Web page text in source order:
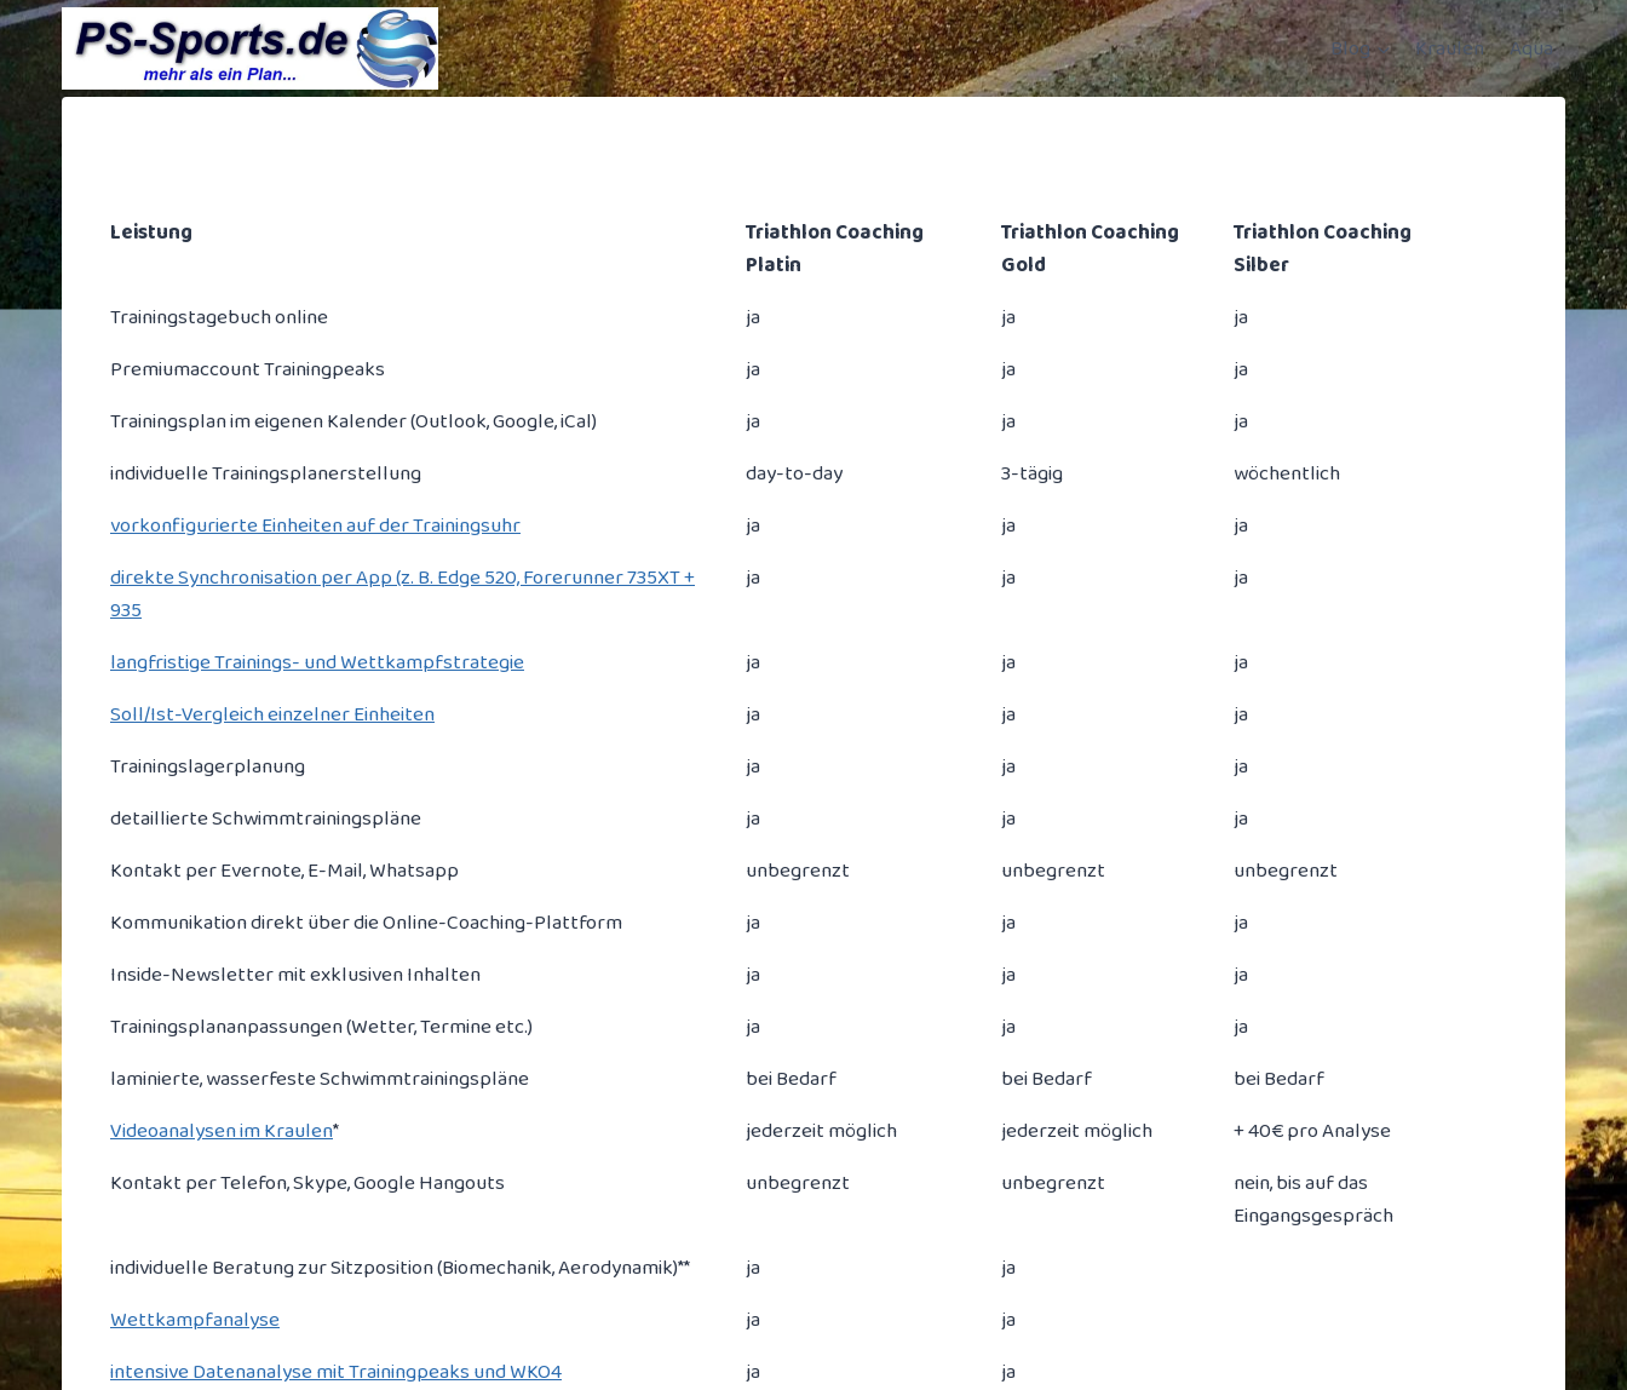
Zum
Inhalt
springen
Blog Kraulen Aqua
Leistung
Triathlon Coaching
Platin
Triathlon Coaching
Gold
Triathlon Coaching
Silber
Trainingstagebuch online
ja ja
ja
Premiumaccount Trainingpeaks
ja ja
ja
Trainingsplan im eigenen Kalender (Outlook, Google, iCal)
ja ja
ja
individuelle Trainingsplanerstellung
day-to-day 3-tägig
wöchentlich
vorkonfigurierte Einheiten auf der Trainingsuhr
ja ja
ja
direkte Synchronisation per App (z. B. Edge 520, Forerunner 735XT +
935
ja ja ja
langfristige Trainings- und Wettkampfstrategie ja ja
ja
Soll/Ist-Vergleich einzelner Einheiten
ja ja
ja
Trainingslagerplanung
ja ja
ja
detaillierte Schwimmtrainingspläne
ja ja
ja
Kontakt per Evernote, E-Mail, Whatsapp
unbegrenzt unbegrenzt
unbegrenzt
Kommunikation direkt über die Online-Coaching-Plattform
ja ja
ja
Inside-Newsletter mit exklusiven Inhalten
ja ja
ja
Trainingsplananpassungen (Wetter, Termine etc.)
ja ja
ja
laminierte, wasserfeste Schwimmtrainingspläne
bei Bedarf bei Bedarf
bei Bedarf
Videoanalysen im Kraulen* jederzeit möglich jederzeit möglich
+ 40€ pro Analyse
Kontakt per Telefon, Skype, Google Hangouts
unbegrenzt unbegrenzt
nein, bis auf das
Eingangsgespräch
individuelle Beratung zur Sitzposition (Biomechanik, Aerodynamik)**
ja
ja
Wettkampfanalyse
ja
ja
intensive Datenanalyse mit Trainingpeaks und WKO4
ja
ja